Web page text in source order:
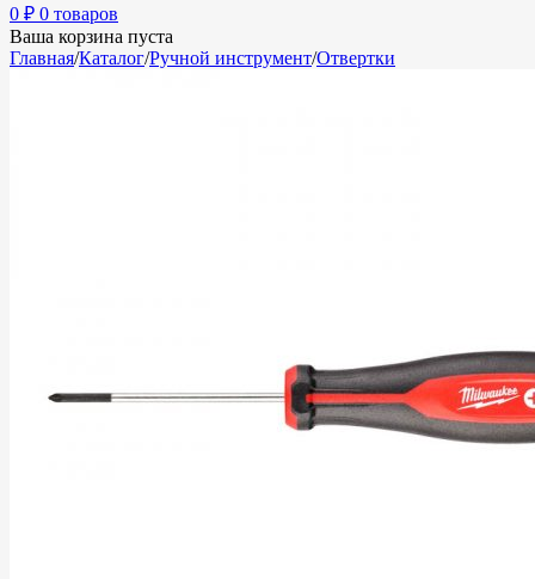
0 ₽ 0 товаров
Ваша корзина пуста
Главная/Каталог/Ручной инструмент/Отвертки